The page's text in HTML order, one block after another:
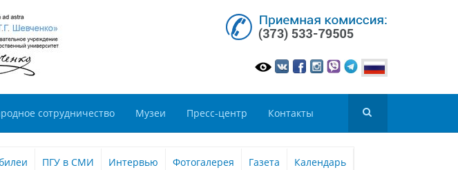
сотрудничество Музеи Пресс-центр Контакты
ПГУ в СМИ Интервью Фотогалерея Газета Календарь